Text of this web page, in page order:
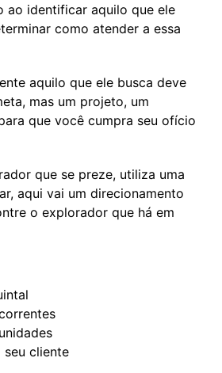
ao identificar aquilo que ele
como atender a essa
aquilo que ele busca deve
mas um projeto, um
que você cumpra seu ofício
que se preze, utiliza uma
aqui vai um direcionamento
o explorador que há em
seu cliente